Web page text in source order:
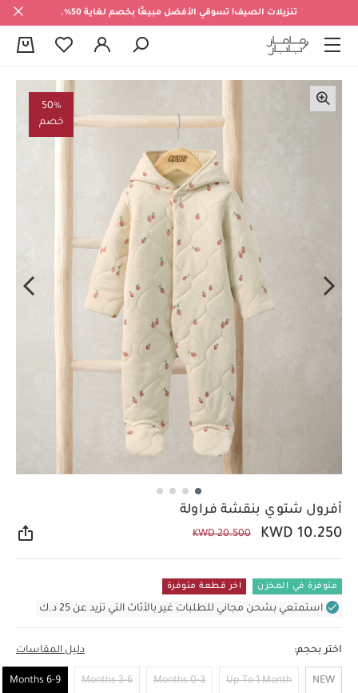
تنزيلات الصيف! تسوقي الأفضل مبيعًا بخصم لغاية 50%.
50%
خصم
أفرول شتوي بنقشة فراولة
KWD 10.250
KWD 20.500
متوفرة في المخزن اخر قطعة متوفرة
استمتعي بشحن مجاني للطلبات غير بالأثاث التي تزيد عن 25 د.ك
اختر بحجم: دليل المقاسات
NEW
Up To 1 Month
0-3 Months
3-6 Months
6-9 Months